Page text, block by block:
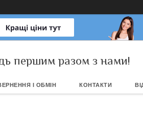
першим разом з нами!
І ОБМІН КОНТАКТИ